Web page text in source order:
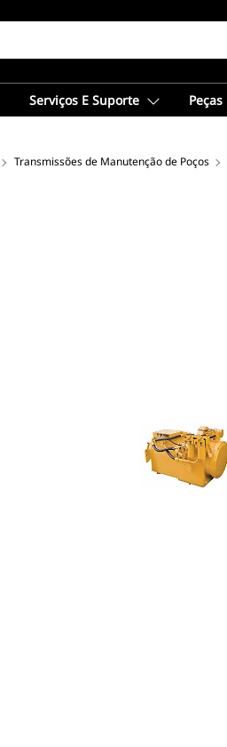
Serviços E Suporte Peças
Transmissões de Manutenção de Poços